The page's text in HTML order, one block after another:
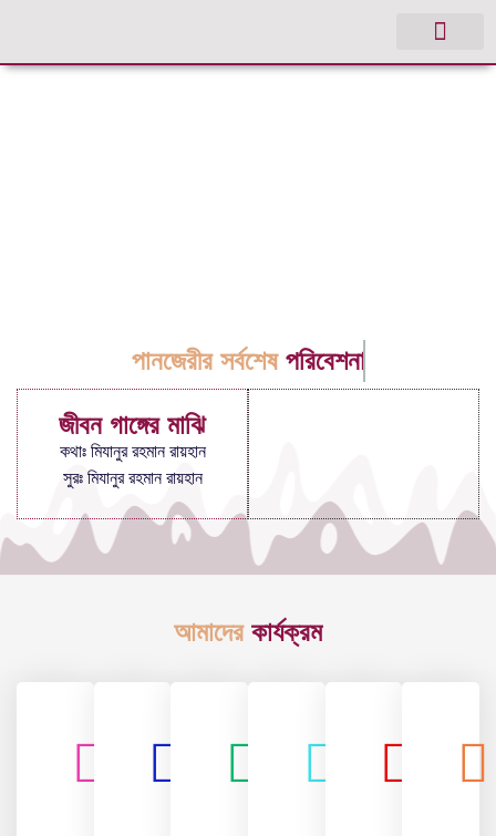
পানজেরীর সর্বশেষ পরিবেশনা
জীবন গাঙ্গের মাঝি
কথাঃ মিযানুর রহমান রায়হান
সুরঃ মিযানুর রহমান রায়হান
আমাদের কার্যক্রম